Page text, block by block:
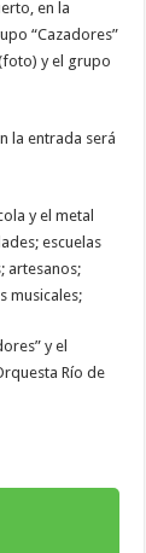
en la
“Cazadores”
y el grupo
la entrada será
y el metal
escuelas
artesanos;
musicales;
y el
Río de